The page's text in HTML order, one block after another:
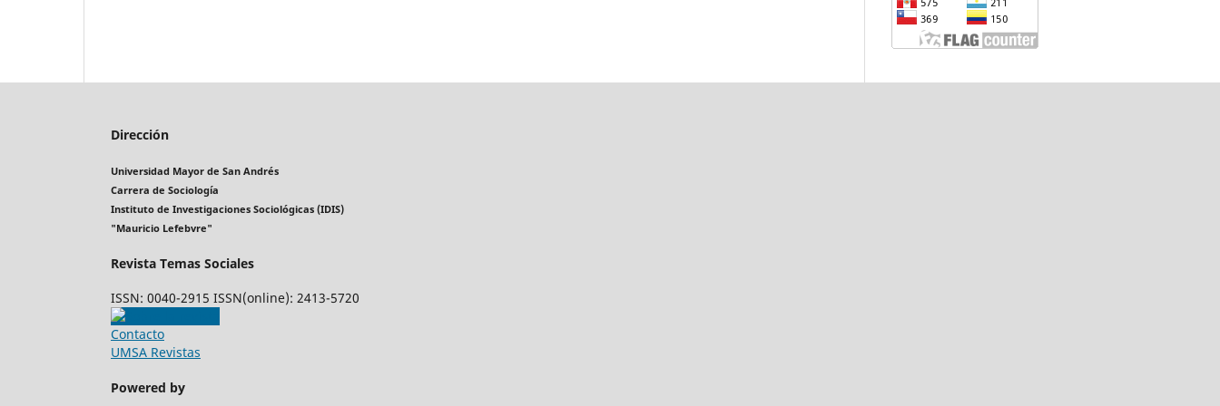
Dirección
Universidad Mayor de San Andrés
Carrera de Sociología
Instituto de Investigaciones Sociológicas (IDIS)
"Mauricio Lefebvre"
Revista Temas Sociales
ISSN: 0040-2915 ISSN(online): 2413-5720
Contacto
UMSA Revistas
Powered by